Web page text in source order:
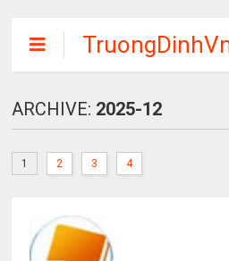
Chia sẽ
các khóa học,
phần mềm
tập miễn phí
ARCHIVE: 2025-12
1 2 3 4